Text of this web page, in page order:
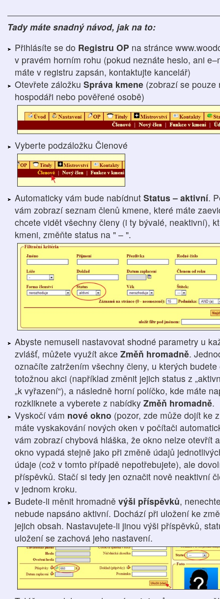
Tady máte snadný návod, jak na to:
Přihlásíte se do Registru OP na stránce
v pravém horním rohu (pokud neznáte heslo, ani
máte v registru zapsán, kontaktujte kancelář)
Otevřete záložku Správa kmene (zobrazí se pouze
hospodáři nebo pověřené osobě)
Vyberte podzáložku Členové
Automaticky vám bude nabídnut Status – aktivní.
vám zobrazí seznam členů kmene, které máte
chcete vidět všechny členy (i ty bývalé, neaktivní),
kmeni, změňte status na " – ".
Abyste nemuseli nastavovat shodné parametry u
zvlášť, můžete využít akce Změň hromadně.
označíte zatržením všechny členy, u kterých
totožnou akci (například změnit jejich status z
„k vyřazení“), a následně horní políčko, kde máte
rozkliknete a vyberete z nabídky Změň hromadně.
Vyskočí vám nové okno (pozor, zde může dojít ke
máte vyskakování nových oken v počítači
vám zobrazí chybová hláška, že okno nelze otevřít
okno vypadá stejně jako při změně údajů
údaje (což v tomto případě nepotřebujete), ale
příspěvků. Stačí si tedy jen označit nově neaktivní
v jednom kroku.
Budete-li měnit hromadně výši příspěvků,
nebude napsáno aktivní. Dochází při uložení ke
jejich obsah. Nastavujete-li jinou výši příspěvků,
uložení se zachová jeho nastavení.